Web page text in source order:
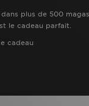
plus de 500
le cadeau parfait.
cadeau